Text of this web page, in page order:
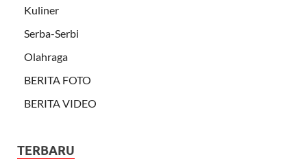
Kuliner
Serba-Serbi
Olahraga
BERITA FOTO
BERITA VIDEO
TERBARU